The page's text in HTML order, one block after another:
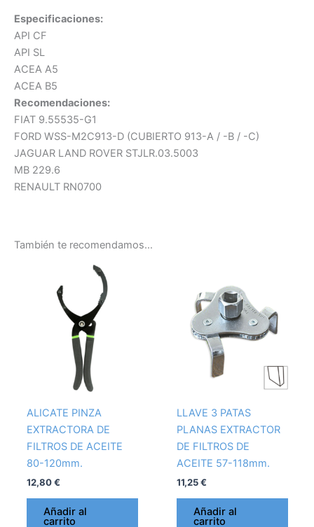
Especificaciones:
API CF
API SL
ACEA A5
ACEA B5
Recomendaciones:
FIAT 9.55535-G1
FORD WSS-M2C913-D (CUBIERTO 913-A / -B / -C)
JAGUAR LAND ROVER STJLR.03.5003
MB 229.6
RENAULT RN0700
También te recomendamos…
ALICATE PINZA
EXTRACTORA DE
FILTROS DE ACEITE
80-120mm.
12,80€
Añadir al
carrito
LLAVE 3 PATAS
PLANAS EXTRACTOR
DE FILTROS DE
ACEITE 57-118mm.
11,25€
Añadir al
carrito